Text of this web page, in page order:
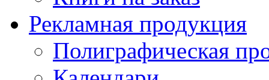
Рекламная продукция
Полиграфическая